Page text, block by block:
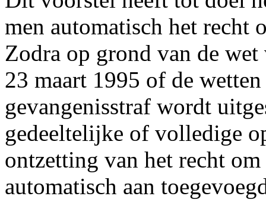
men automatisch het recht
Zodra op grond van de
23 maart 1995 of de
gevangenisstraf wordt
gedeeltelijke of volledige
ontzetting van het recht
automatisch aan